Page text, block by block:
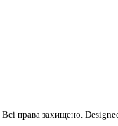
права захищено.